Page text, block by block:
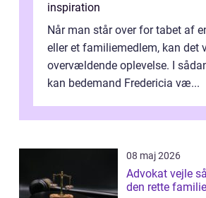
inspiration
Når man står over for tabet af
eller et familiemedlem, kan det
overvældende oplevelse. I
kan bedemand Fredericia væ...
08 maj 2026
Advokat vejle sådan vælger du
den rette